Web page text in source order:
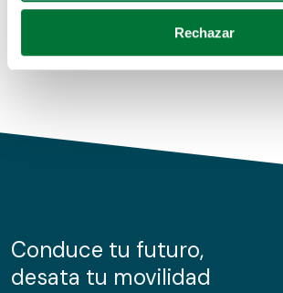
para buscar características
Obtenga más información sobre cómo
de cookies.
información sobre el uso que haga del
nuestros partners de redes sociales,
Rechazar
Conduce tu futuro,
desata tu movilidad